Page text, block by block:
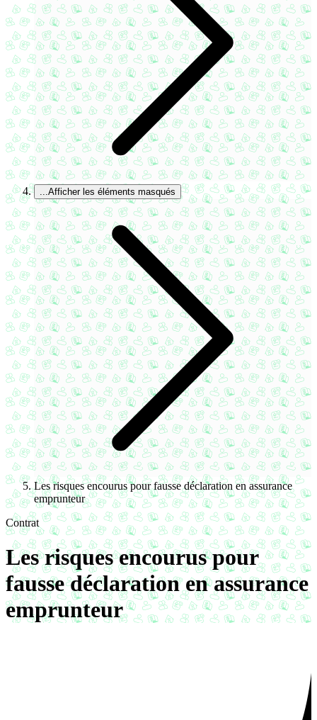
Afficher les éléments masqués
Les risques encourus pour fausse déclaration en assurance
emprunteur
Contrat
Les risques encourus pour
fausse déclaration en assurance
emprunteur